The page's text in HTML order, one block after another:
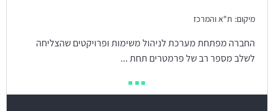
מיקום: ת"א והמרכז
החברה מפתחת מערכת לניהול משימות ופרויקטים שהצליחה
לשלב מספר רב של פרמטרים תחת ...